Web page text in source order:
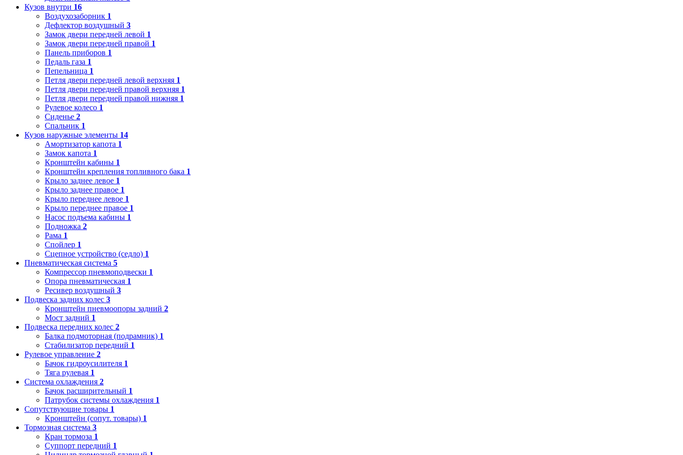
Кузов внутри 16
Воздухозаборник 1
Дефлектор воздушный 3
Замок двери передней левой 1
Замок двери передней правой 1
Панель приборов 1
Педаль газа 1
Пепельница 1
Петля двери передней левой верхняя 1
Петля двери передней правой верхняя 1
Петля двери передней правой нижняя 1
Рулевое колесо 1
Сиденье 2
Спальник 1
Кузов наружные элементы 14
Амортизатор капота 1
Замок капота 1
Кронштейн кабины 1
Кронштейн крепления топливного бака 1
Крыло заднее левое 1
Крыло заднее правое 1
Крыло переднее левое 1
Крыло переднее правое 1
Насос подъема кабины 1
Подножка 2
Рама 1
Спойлер 1
Сцепное устройство (седло) 1
Пневматическая система 5
Компрессор пневмоподвески 1
Опора пневматическая 1
Ресивер воздушный 3
Подвеска задних колес 3
Кронштейн пневмоопоры задний 2
Мост задний 1
Подвеска передних колес 2
Балка подмоторная (подрамник) 1
Стабилизатор передний 1
Рулевое управление 2
Бачок гидроусилителя 1
Тяга рулевая 1
Система охлаждения 2
Бачок расширительный 1
Патрубок системы охлаждения 1
Сопутствующие товары 1
Кронштейн (сопут. товары) 1
Тормозная система 3
Кран тормоза 1
Суппорт передний 1